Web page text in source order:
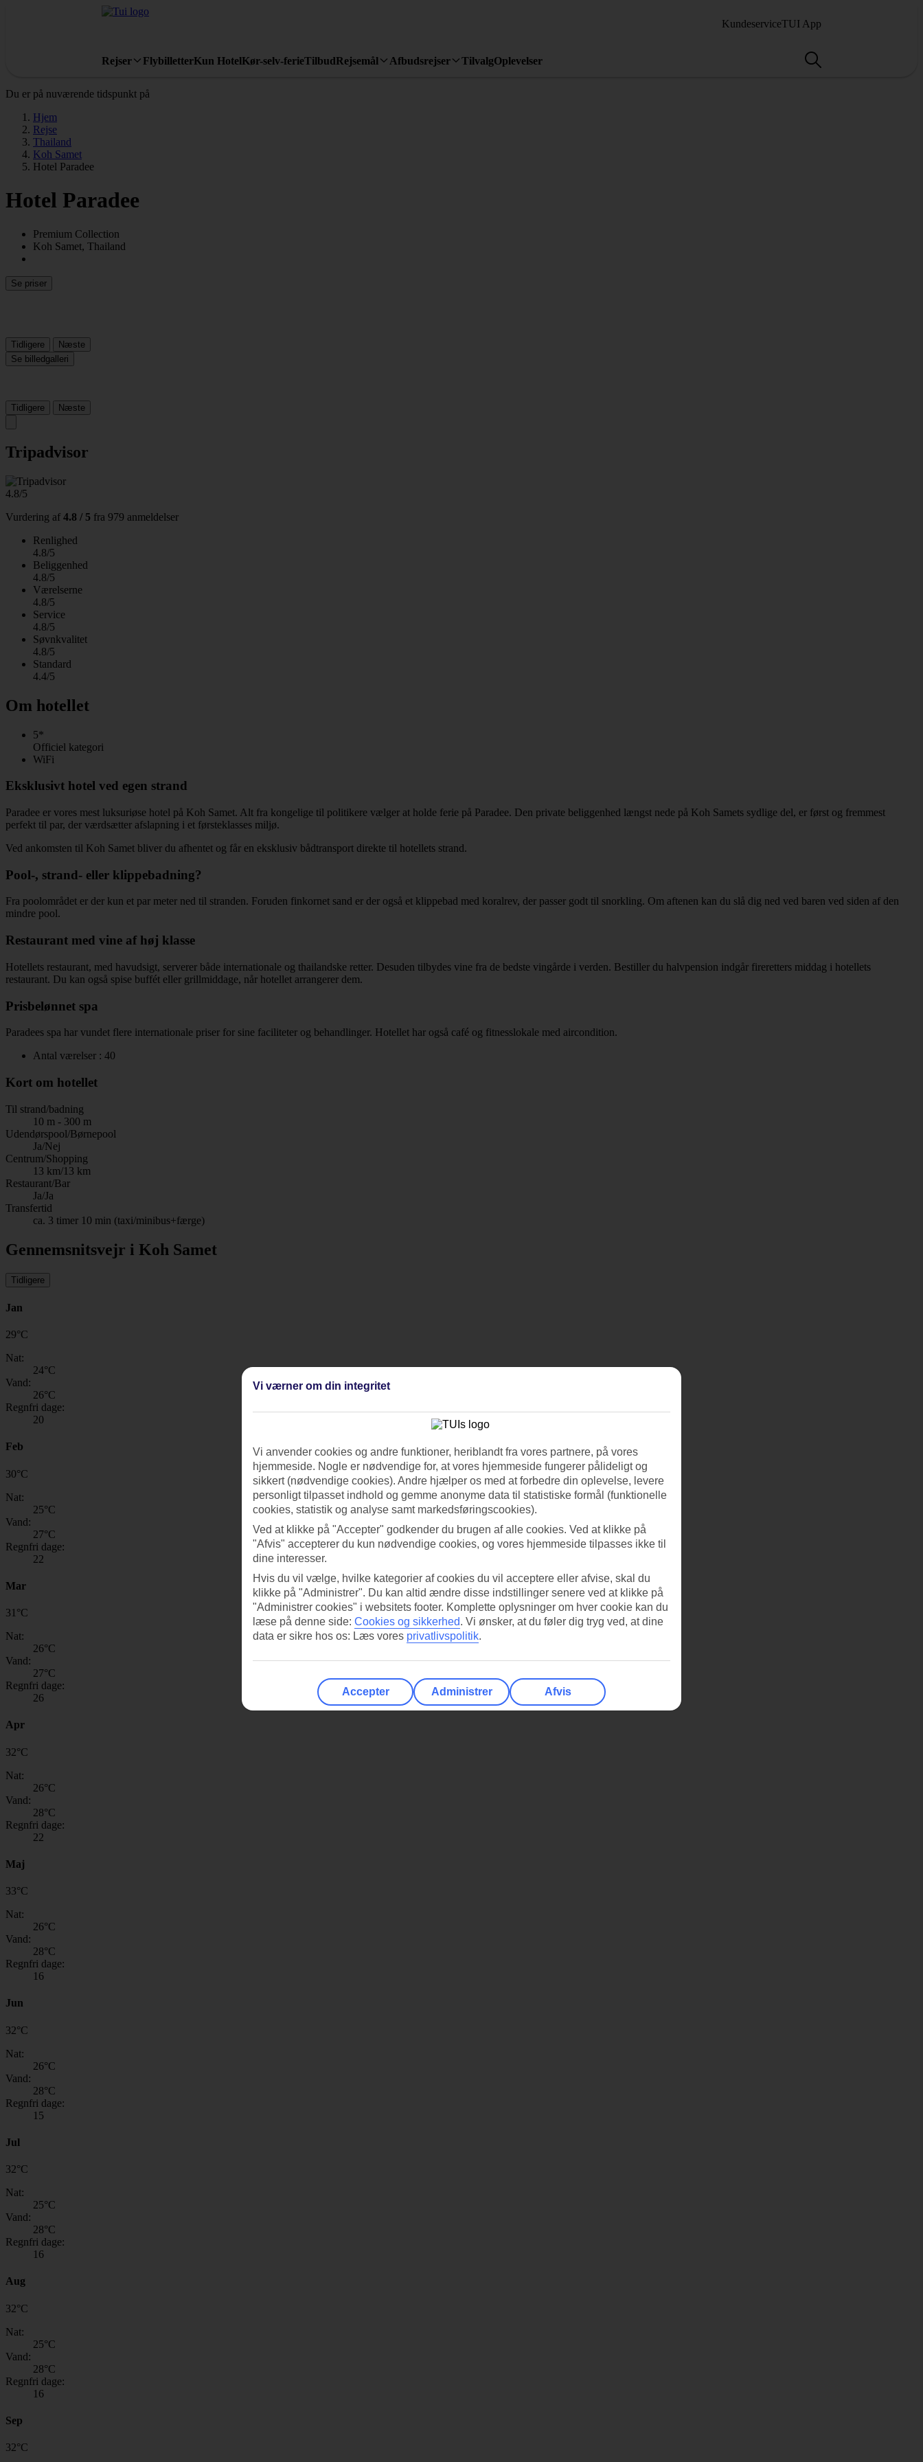
KundeserviceTUI App
Rejser FlybilletterKun HotelKør-selv-ferieTilbudRejsemål Afbudsrejser TilvalgOplevelser
Du er på nuværende tidspunkt på
Hjem
Rejse
Thailand
Koh Samet
Hotel Paradee
Hotel Paradee
Premium Collection
Koh Samet, Thailand
Se priser
Tidligere
Næste
Se billedgalleri
Tidligere Næste
Tripadvisor
4.8/5
Vurdering af 4.8 / 5 fra 979 anmeldelser
Renlighed
4.8/5
Beliggenhed
4.8/5
Værelserne
4.8/5
Service
4.8/5
Søvnkvalitet
4.8/5
Standard
4.4/5
Om hotellet
5*
Officiel kategori
WiFi
Eksklusivt hotel ved egen strand
Paradee er vores mest luksuriøse hotel på Koh Samet. Alt fra kongelige til politikere vælger at holde ferie på Paradee. Den private beliggenhed længst nede på Koh Samets sydlige del, er først og fremmest
perfekt til par, der værdsætter afslapning i et førsteklasses miljø.
Ved ankomsten til Koh Samet bliver du afhentet og får en eksklusiv bådtransport direkte til hotellets strand.
Pool-, strand- eller klippebadning?
Fra poolområdet er der kun et par meter ned til stranden. Foruden finkornet sand er der også et klippebad med koralrev, der passer godt til snorkling. Om aftenen kan du slå dig ned ved baren ved siden af den
mindre pool.
Restaurant med vine af høj klasse
Hotellets restaurant, med havudsigt, serverer både internationale og thailandske retter. Desuden tilbydes vine fra de bedste vingårde i verden. Bestiller du halvpension indgår fireretters middag i hotellets
restaurant. Du kan også spise buffét eller grillmiddage, når hotellet arrangerer dem.
Prisbelønnet spa
Paradees spa har vundet flere internationale priser for sine faciliteter og behandlinger. Hotellet har også café og fitnesslokale med aircondition.
Antal værelser : 40
Kort om hotellet
Til strand/badning
10 m - 300 m
Udendørspool/Børnepool
Ja/Nej
Centrum/Shopping
13 km/13 km
Restaurant/Bar
Ja/Ja
Transfertid
ca. 3 timer 10 min (taxi/minibus+færge)
Gennemsnitsvejr i Koh Samet
Tidligere
Jan
29°C
Nat:
24°C
Vand:
26°C
Regnfri dage:
20
Feb
30°C
Nat:
25°C
Vand:
27°C
Regnfri dage:
22
Mar
31 °C
Nat:
26°C
Vand:
27°C
Regnfri dage:
26
Apr
32°C
Nat:
26°C
Vand:
28°C
Regnfri dage:
22
Maj
33°C
Nat:
26°C
Vand:
28°C
Regnfri dage:
16
Jun
32°C
Nat:
26°C
Vand:
28°C
Regnfri dage:
15
Jul
32°C
Nat:
25°C
Vand:
28°C
Regnfri dage:
16
Aug
32°C
Nat:
25°C
Vand:
28°C
Regnfri dage:
16
Sep
32°C
Vi værner om din integritet
Vi anvender cookies og andre funktioner, heriblandt fra vores partnere, på vores
hjemmeside. Nogle er nødvendige for, at vores hjemmeside fungerer pålideligt og
sikkert (nødvendige cookies). Andre hjælper os med at forbedre din oplevelse, levere
personligt tilpasset indhold og gemme anonyme data til statistiske formål (funktionelle
cookies, statistik og analyse samt markedsføringscookies).
Ved at klikke på "Accepter" godkender du brugen af alle cookies. Ved at klikke på
"Afvis" accepterer du kun nødvendige cookies, og vores hjemmeside tilpasses ikke til
dine interesser.
Hvis du vil vælge, hvilke kategorier af cookies du vil acceptere eller afvise, skal du
klikke på "Administrer". Du kan altid ændre disse indstillinger senere ved at klikke på
"Administrer cookies" i websitets footer. Komplette oplysninger om hver cookie kan du
læse på denne side: Cookies og sikkerhed. Vi ønsker, at du føler dig tryg ved, at dine
data er sikre hos os: Læs vores privatlivspolitik.
Accepter Administrer Afvis